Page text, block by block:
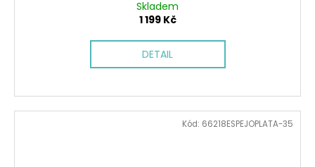
Skladem
1 199 Kč
DETAIL
Kód: 66218ESPEJOPLATA-35